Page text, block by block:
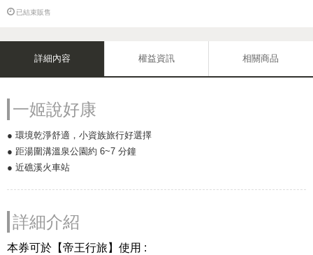
已結束販售
詳細內容 權益資訊 相關商品
一姬說好康
● 環境乾淨舒適，小資族旅行好選擇
● 距湯圍溝溫泉公園約 6~7 分鐘
● 近礁溪火車站
詳細介紹
本券可於【帝王行旅】使用 :